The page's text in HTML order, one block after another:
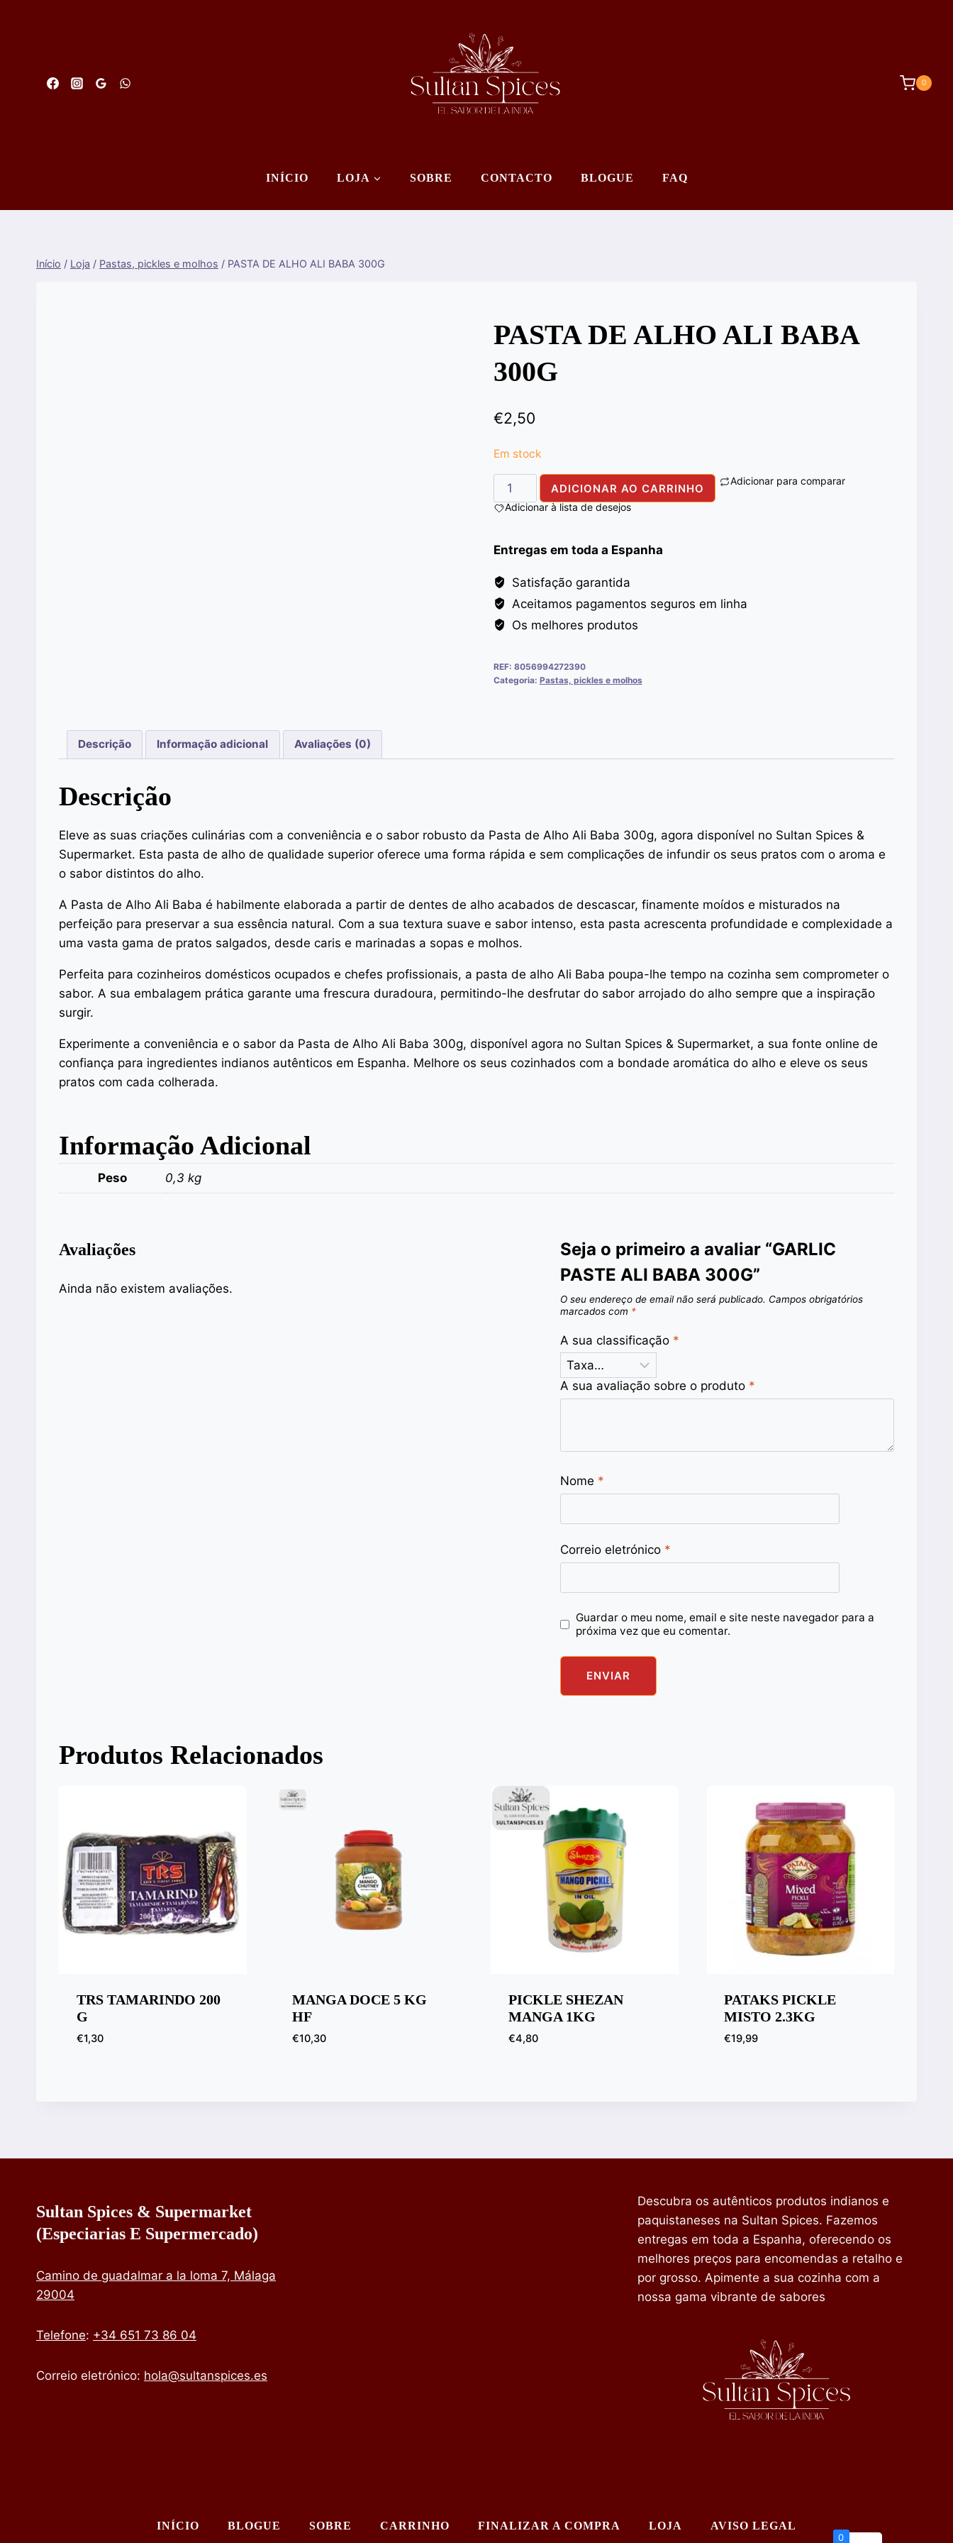
0
INÍCIO LOJA SOBRE CONTACTO BLOGUE FAQ
Início / Loja / Pastas, pickles e molhos / PASTA DE ALHO ALI BABA 300G
PASTA DE ALHO ALI BABA
300G
€2,50
Em stock
Quantidade
de
ALI
BABA
300G
ADICIONAR AO CARRINHO
Adicionar para comparar
Adicionar à lista de desejos
Entregas em toda a Espanha
Satisfação garantida
Aceitamos pagamentos seguros em linha
Os melhores produtos
REF: 8056994272390
Categoria: Pastas, pickles e molhos
Descrição Informação adicional Avaliações (0)
Descrição
Eleve as suas criações culinárias com a conveniência e o sabor robusto da Pasta de Alho Ali Baba 300g, agora disponível no Sultan Spices &
Supermarket. Esta pasta de alho de qualidade superior oferece uma forma rápida e sem complicações de infundir os seus pratos com o aroma e
o sabor distintos do alho.
A Pasta de Alho Ali Baba é habilmente elaborada a partir de dentes de alho acabados de descascar, finamente moídos e misturados na
perfeição para preservar a sua essência natural. Com a sua textura suave e sabor intenso, esta pasta acrescenta profundidade e complexidade a
uma vasta gama de pratos salgados, desde caris e marinadas a sopas e molhos.
Perfeita para cozinheiros domésticos ocupados e chefes profissionais, a pasta de alho Ali Baba poupa-lhe tempo na cozinha sem comprometer o
sabor. A sua embalagem prática garante uma frescura duradoura, permitindo-lhe desfrutar do sabor arrojado do alho sempre que a inspiração
surgir.
Experimente a conveniência e o sabor da Pasta de Alho Ali Baba 300g, disponível agora no Sultan Spices & Supermarket, a sua fonte online de
confiança para ingredientes indianos autênticos em Espanha. Melhore os seus cozinhados com a bondade aromática do alho e eleve os seus
pratos com cada colherada.
Informação Adicional
Peso 0,3 kg
Avaliações
Ainda não existem avaliações.
Seja o primeiro a avaliar “GARLIC
PASTE ALI BABA 300G”
O seu endereço de email não será publicado. Campos obrigatórios
marcados com *
A sua classificação *
A sua avaliação sobre o produto *
Nome *
Correio eletrónico *
Guardar o meu nome, email e site neste navegador para a
próxima vez que eu comentar.
Produtos Relacionados
TRS TAMARINDO 200
G
€1,30
MANGA DOCE 5 KG
HF
€10,30
PICKLE SHEZAN
MANGA 1KG
€4,80
PATAKS PICKLE
MISTO 2.3KG
€19,99
Sultan Spices & Supermarket
(especiarias E Supermercado)
Camino de guadalmar a la loma 7, Málaga
29004
Telefone: +34 651 73 86 04
Correio eletrónico: hola@sultanspices.es
Descubra os autênticos produtos indianos e
paquistaneses na Sultan Spices. Fazemos
entregas em toda a Espanha, oferecendo os
melhores preços para encomendas a retalho e
por grosso. Apimente a sua cozinha com a
nossa gama vibrante de sabores
INÍCIO BLOGUE SOBRE CARRINHO FINALIZAR A COMPRA LOJA AVISO LEGAL
0